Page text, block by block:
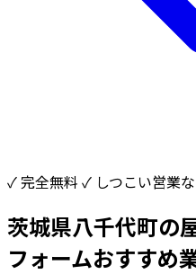
✓ 完全無料 ✓ しつこい営業
茨城県八千代町の
フォームおすすめ